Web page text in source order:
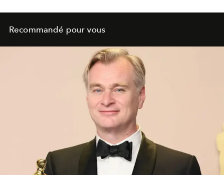
Recommandé pour vous